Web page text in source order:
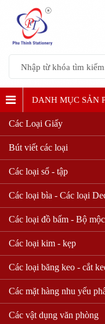
DANH MỤC SẢN
Các Loại Giấy
Bút viết các loại
Các loại sổ - tập
Các loại bìa - Các loại
Các loại đồ bấm - Bộ
Các loại kim - kẹp
Các loại băng keo - cắt
Các mặt hàng nhu yếu
Các vật dụng văn phòng
MỰC MÁY
MỰC MÁY IN CÁC